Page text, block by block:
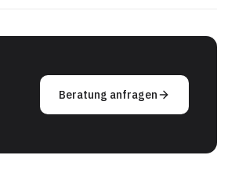
Beratung anfragen